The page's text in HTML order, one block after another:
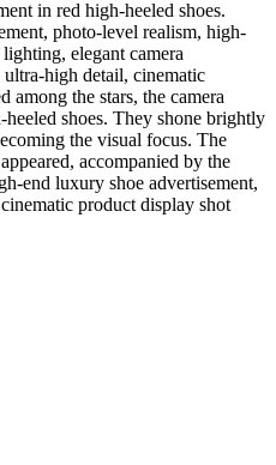
in red high-heeled shoes.
photo-level realism, high-
elegant camera
ultra-high detail, cinematic
among the stars, the camera
shoes. They shone brightly
the visual focus. The
accompanied by the
end luxury shoe advertisement,
product display shot